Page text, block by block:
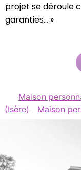
projet se déroule
garanties… »
Maison
(Isère)
Maison